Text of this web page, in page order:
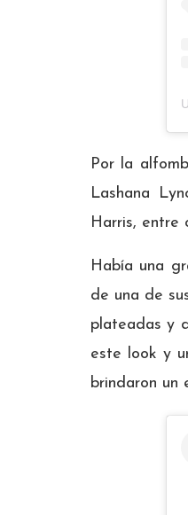
Por la
Lashana
Harris, entre
Había una
de una de
plateadas y
este look y
brindaron un